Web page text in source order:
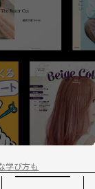
学び方も